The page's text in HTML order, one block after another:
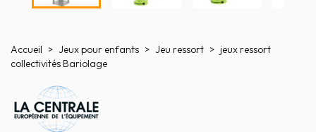
Accueil Jeux pour enfants Jeu ressort
jeux ressort
collectivités Bariolage